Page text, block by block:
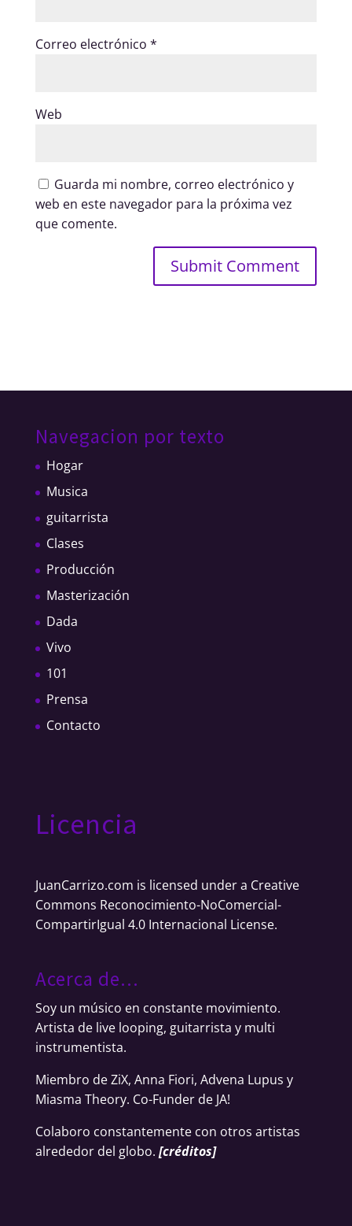
Correo electrónico *
Web
Guarda mi nombre, correo electrónico y
web en este navegador para la próxima vez
que comente.
Navegacion por texto
Hogar
Musica
guitarrista
Clases
Producción
Masterización
Dada
Vivo
101
Prensa
Contacto
Licencia
JuanCarrizo.com is licensed under a Creative
Commons Reconocimiento-NoComercial-
CompartirIgual 4.0 Internacional License.
Acerca de…
Soy un músico en constante movimiento.
Artista de live looping, guitarrista y multi
instrumentista.
Miembro de ZiX, Anna Fiori, Advena Lupus y
Miasma Theory. Co-Funder de JA!
Colaboro constantemente con otros artistas
alrededor del globo. [créditos]